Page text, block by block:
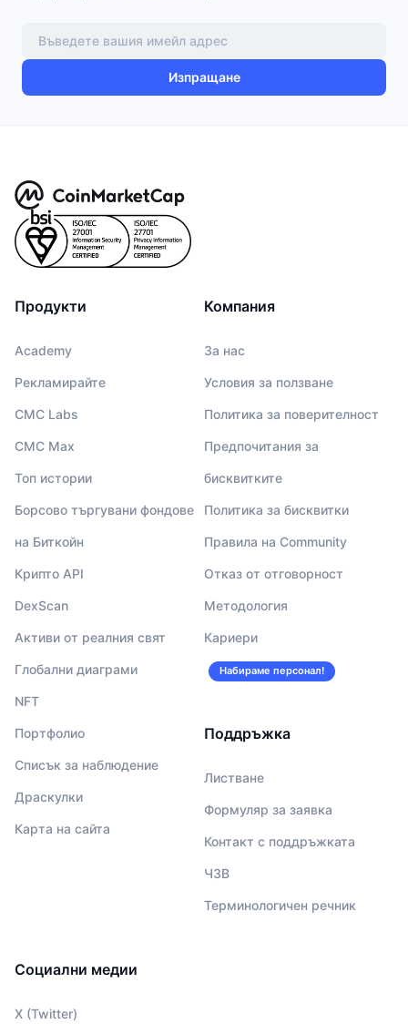
Изпращане
Продукти
Academy
Рекламирайте
CMC Labs
CMC Max
Топ истории
Борсово търгувани фондове
на Биткойн
Крипто API
DexScan
Активи от реалния свят
Глобални диаграми
NFT
Портфолио
Списък за наблюдение
Драскулки
Карта на сайта
Компания
За нас
Условия за ползване
Политика за поверителност
Предпочитания за
бисквитките
Политика за бисквитки
Правила на Community
Отказ от отговорност
Методология
Кариери
Набираме персонал!
Поддръжка
Листване
Формуляр за заявка
Контакт с поддръжката
ЧЗВ
Терминологичен речник
Социални медии
X (Twitter)